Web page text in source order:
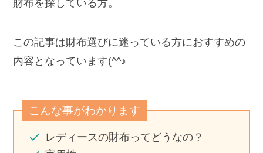
財布を探している方。
この記事は財布選びに迷っている方におすすめの
内容となっています(^^♪
こんな事がわかります
レディースの財布ってどうなの？